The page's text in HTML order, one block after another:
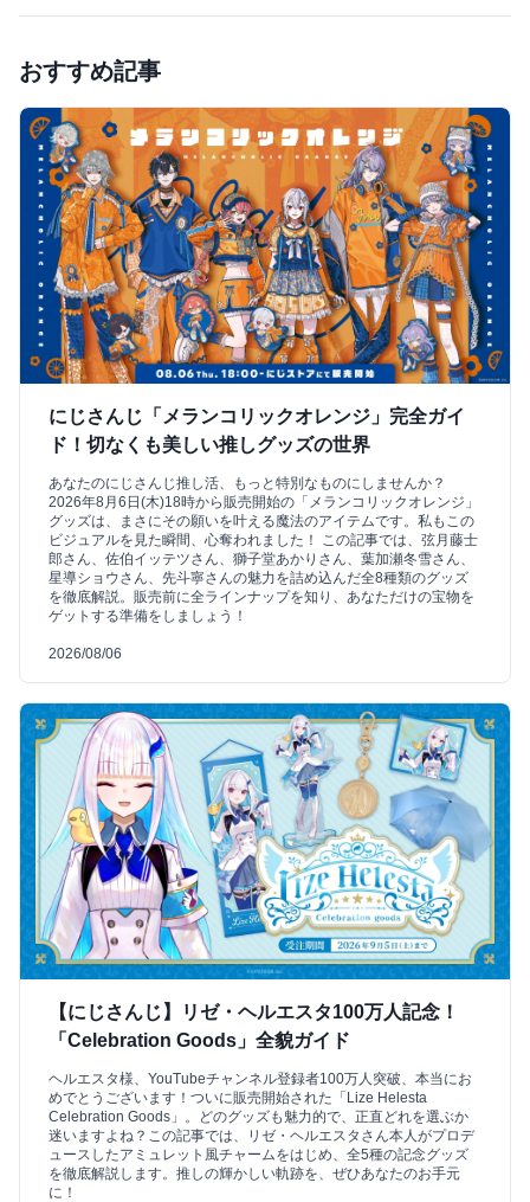
おすすめ記事
にじさんじ「メランコリックオレンジ」完全ガイ
ド！切なくも美しい推しグッズの世界
あなたのにじさんじ推し活、もっと特別なものにしませんか？
2026年8月6日(木)18時から販売開始の「メランコリックオレンジ」
グッズは、まさにその願いを叶える魔法のアイテムです。私もこの
ビジュアルを見た瞬間、心奪われました！ この記事では、弦月藤士
郎さん、佐伯イッテツさん、獅子堂あかりさん、葉加瀬冬雪さん、
星導ショウさん、先斗寧さんの魅力を詰め込んだ全8種類のグッズ
を徹底解説。販売前に全ラインナップを知り、あなただけの宝物を
ゲットする準備をしましょう！
2026/08/06
【にじさんじ】リゼ・ヘルエスタ100万人記念！
「Celebration Goods」全貌ガイド
ヘルエスタ様、YouTubeチャンネル登録者100万人突破、本当にお
めでとうございます！ついに販売開始された「Lize Helesta
Celebration Goods」。どのグッズも魅力的で、正直どれを選ぶか
迷いますよね？この記事では、リゼ・ヘルエスタさん本人がプロデ
ュースしたアミュレット風チャームをはじめ、全5種の記念グッズ
を徹底解説します。推しの輝かしい軌跡を、ぜひあなたのお手元
に！